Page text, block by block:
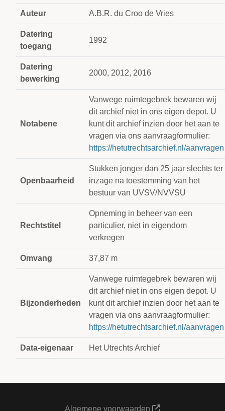
Auteur A.B.R. du Croo de Vries
Datering
toegang
1992
Datering
bewerking
2000, 2012, 2016
Notabene
Vanwege ruimtegebrek bewaren wij
dit archief niet in ons eigen depot. U
kunt dit archief inzien door het aan te
vragen via ons aanvraagformulier:
https://hetutrechtsarchief.nl/aanvragen
Openbaarheid
Stukken jonger dan 25 jaar slechts ter
inzage na toestemming van het
bestuur van UVSV/NVVSU
Rechtstitel
Opneming in beheer van een
particulier, niet in eigendom
verkregen
Omvang 37,87 m
Bijzonderheden
Vanwege ruimtegebrek bewaren wij
dit archief niet in ons eigen depot. U
kunt dit archief inzien door het aan te
vragen via ons aanvraagformulier:
https://hetutrechtsarchief.nl/aanvragen
Data-eigenaar Het Utrechts Archief
Algemene voorwaarden